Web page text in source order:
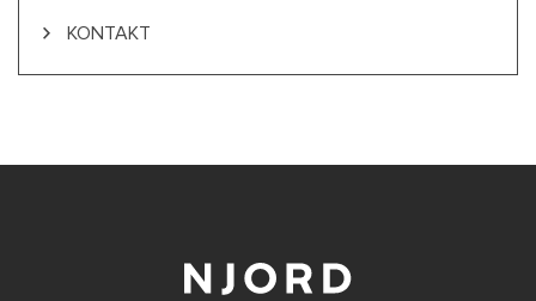
KONTAKT